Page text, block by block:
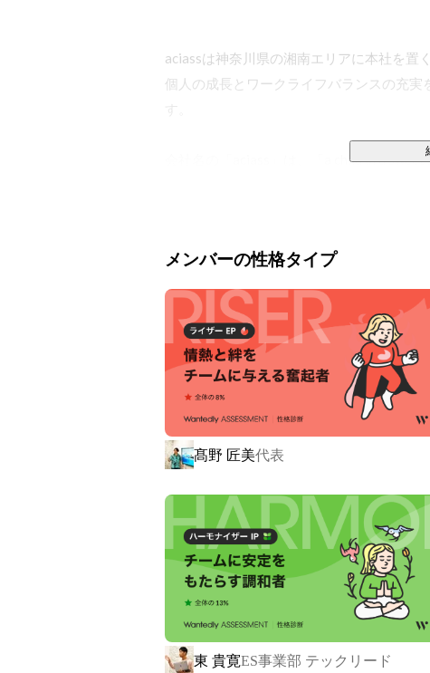
aciassは神奈川県の湘南エリアに本社を置
個人の成長とワークライフバランスの充
会社名の「aciass」は、「a child in a
私たちは「aciass」＝「ワクワク」を、指
でいられるような会社を目指しています。
＝＝＝＝＝＝＝＝＝＝＝＝＝＝＝＝＝＝
<< 各事業部紹介 >>
現在動いているのは次の4事業部です。
メンバーのアイディアを基に、今後も増え
1. ペットメディア事業
愛犬と飼い主さんの絆を深める新しいプラ
https://www.wagmog.com/
https://prtimes.jp/main/html/rd/p/
WagMogは、愛犬と飼い主さんが同じ食
す。
忙しい日々の中でも作れるレシピもあり
て愛犬との時間をより楽しんで欲しいと思
また、ユーザー同士のレシピ共有により、
メンバーの性格タイプ
髙野 匠美代表
東 貴寛ES事業部 テックリード